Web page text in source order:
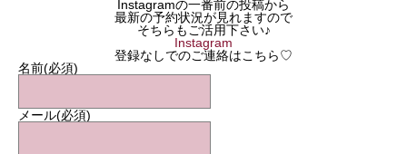
Instagramの一番前の投稿から
最新の予約状況が見れますので
そちらもご活用下さい♪
Instagram
登録なしでのご連絡はこちら♡
名前(必須)
メール(必須)